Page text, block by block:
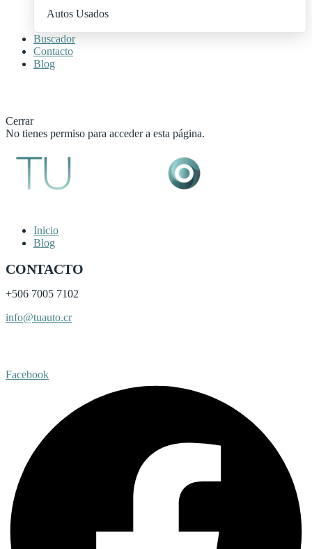
Autos Usados
Buscador
Contacto
Blog
Cerrar
No tienes permiso para acceder a esta página.
Inicio
Blog
CONTACTO
+506 7005 7102
info@tuauto.cr
Facebook